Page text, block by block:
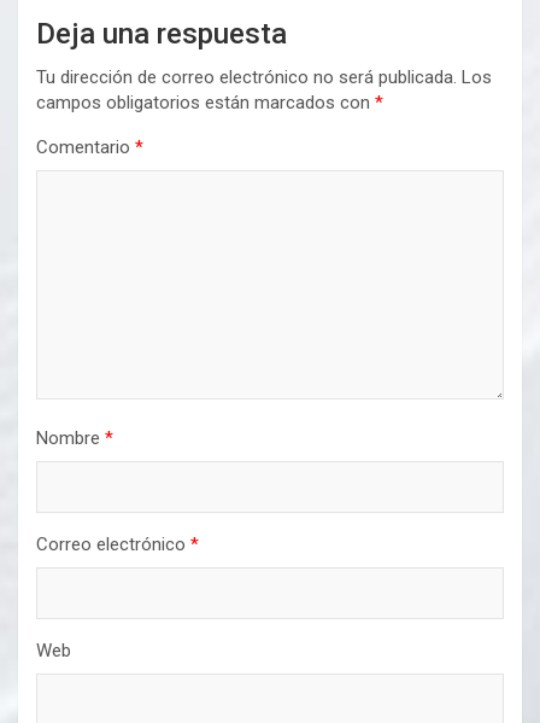
Deja una respuesta
Tu dirección de correo electrónico no será publicada. Los
campos obligatorios están marcados con *
Comentario *
Nombre *
Correo electrónico *
Web